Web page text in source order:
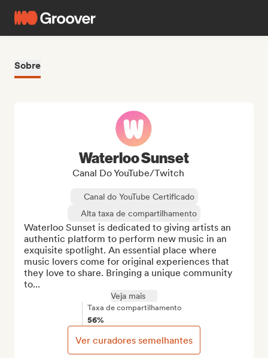
Sobre
Waterloo Sunset
Canal Do YouTube/Twitch
Canal do YouTube Certificado
Alta taxa de compartilhamento
Waterloo Sunset is dedicated to giving artists an
authentic platform to perform new music in an
exquisite spotlight. An essential place where
music lovers come for original experiences that
they love to share. Bringing a unique community
to...
Veja mais
Taxa de compartilhamento
56%
Ver curadores semelhantes